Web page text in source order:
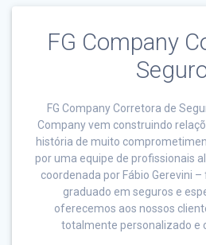
FG Company
FG Company Corretora de
Company vem construindo
história de muito
por uma equipe de profissionais
coordenada por Fábio Gerevini
graduado em seguros e
oferecemos aos nossos
totalmente personalizado e